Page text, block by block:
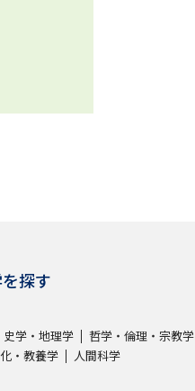
探す
史学・地理学
哲学・倫理・宗教学
・教養学 人間科学